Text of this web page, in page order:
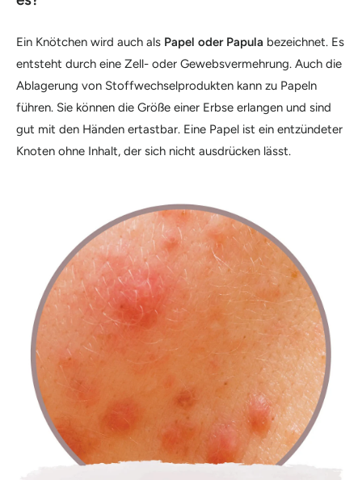
Ein Knötchen wird auch als Papel oder Papula bezeichnet. Es
entsteht durch eine Zell- oder Gewebsvermehrung. Auch die
Ablagerung von Stoffwechselprodukten kann zu Papeln
führen. Sie können die Größe einer Erbse erlangen und sind
gut mit den Händen ertastbar. Eine Papel ist ein entzündeter
Knoten ohne Inhalt, der sich nicht ausdrücken lässt.